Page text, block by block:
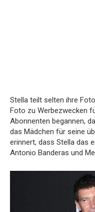
Stella teilt selten ihre
Foto zu Werbezwecken
Abonnenten begannen,
das Mädchen für seine
erinnert, dass Stella das
Antonio Banderas und